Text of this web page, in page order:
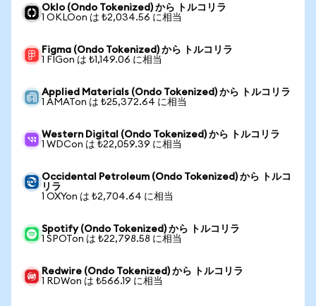
Oklo (Ondo Tokenized) から トルコリラ
1 OKLOon は ₺2,034.56 に相当
Figma (Ondo Tokenized) から トルコリラ
1 FIGon は ₺1,149.06 に相当
Applied Materials (Ondo Tokenized) から トルコリラ
1 AMATon は ₺25,372.64 に相当
Western Digital (Ondo Tokenized) から トルコリラ
1 WDCon は ₺22,059.39 に相当
Occidental Petroleum (Ondo Tokenized) から トルコ
リラ
1 OXYon は ₺2,704.64 に相当
Spotify (Ondo Tokenized) から トルコリラ
1 SPOTon は ₺22,798.58 に相当
Redwire (Ondo Tokenized) から トルコリラ
1 RDWon は ₺566.19 に相当